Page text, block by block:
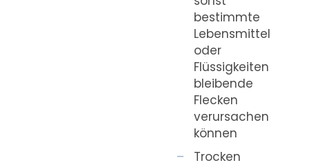
bestimmte
Lebensmittel
oder
Flüssigkeiten
bleibende
Flecken
verursachen
können
Trocken